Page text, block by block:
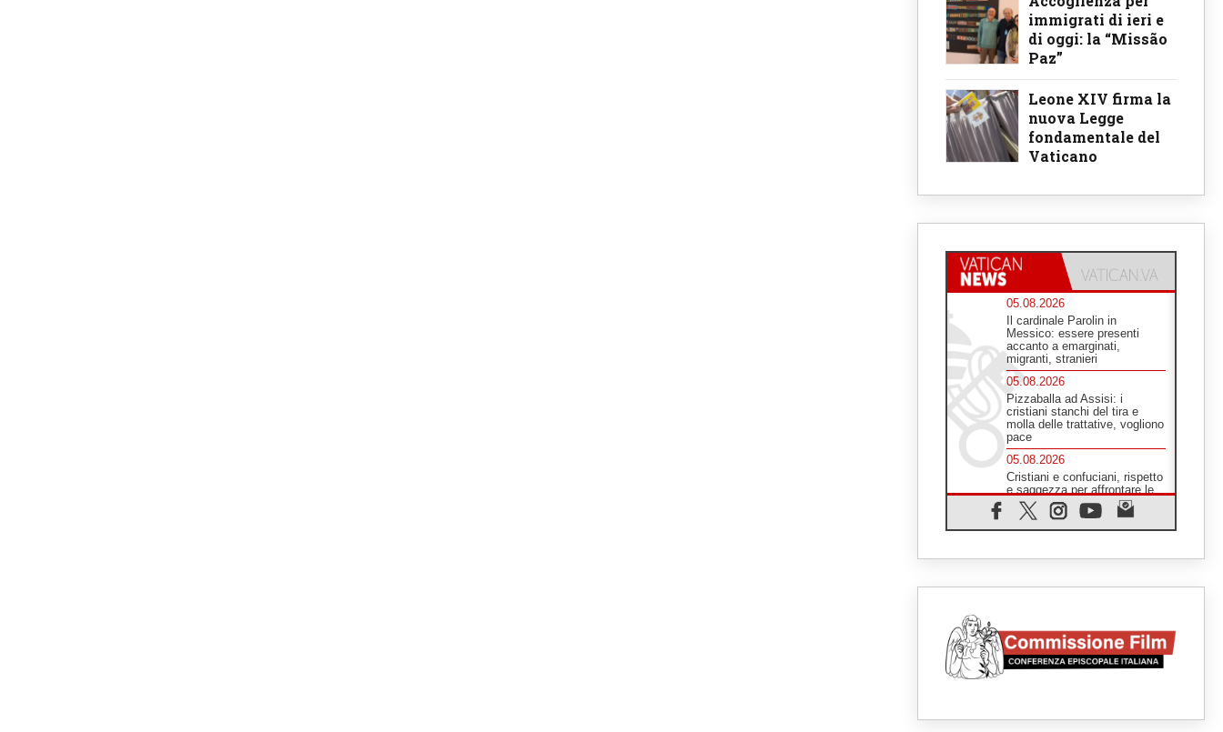
immigrati di ieri e
di oggi: la “Missão
Paz”
Leone XIV firma la
nuova Legge
fondamentale del
Vaticano
05.08.2026
Il cardinale Parolin in
Messico: essere presenti
accanto a emarginati,
migranti, stranieri
05.08.2026
Pizzaballa ad Assisi: i
cristiani stanchi del tira e
molla delle trattative, vogliono
pace
05.08.2026
Cristiani e confuciani, rispetto
e saggezza per affrontare le
"sfide urgenti" di oggi
Makrickas: la grazia di Dio
05.08.2026
vogliamo cose grandi"
05.08.2026
Parolin ai preti del Guatemala:
05.08.2026